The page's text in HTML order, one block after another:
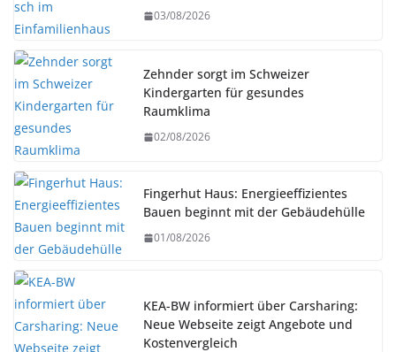
03/08/2026
Zehnder sorgt im Schweizer
Kindergarten für gesundes
Raumklima
02/08/2026
Fingerhut Haus: Energieeffizientes
Bauen beginnt mit der Gebäudehülle
01/08/2026
KEA-BW informiert über Carsharing:
Neue Webseite zeigt Angebote und
Kostenvergleich